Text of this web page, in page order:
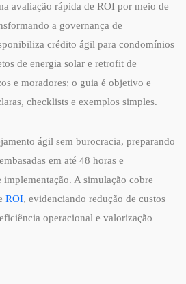
avaliação rápida de ROI por meio de
a governança de
crédito ágil para condomínios
de energia solar e retrofit de
e moradores; o guia é objetivo e
checklists e exemplos simples.
ágil sem burocracia, preparando
em até 48 horas e
implementação. A simulação cobre
ROI, evidenciando redução de custos
operacional e valorização